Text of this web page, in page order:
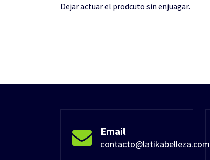
Dejar actuar el prodcuto sin enjuagar.
Email
contacto@latikabelleza.com